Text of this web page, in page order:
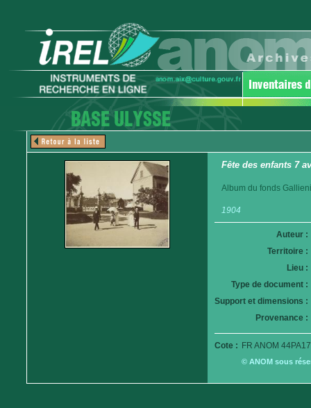
Fête des enfants 7
Album du fonds
1904
Auteur :
Territoire :
Lieu :
Type de document :
Support et dimensions :
Provenance :
Cote : FR ANOM
© ANOM sous